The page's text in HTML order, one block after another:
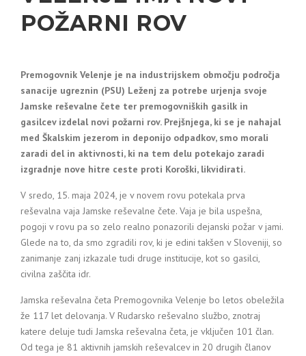
POŽARNI ROV
Premogovnik Velenje je na industrijskem območju področja
sanacije ugreznin (PSU) Leženj za potrebe urjenja svoje
Jamske reševalne čete ter premogovniških gasilk in
gasilcev izdelal novi požarni rov. Prejšnjega, ki se je nahajal
med Škalskim jezerom in deponijo odpadkov, smo morali
zaradi del in aktivnosti, ki na tem delu potekajo zaradi
izgradnje nove hitre ceste proti Koroški, likvidirati.
V sredo, 15. maja 2024, je v novem rovu potekala prva
reševalna vaja Jamske reševalne čete. Vaja je bila uspešna,
pogoji v rovu pa so zelo realno ponazorili dejanski požar v jami.
Glede na to, da smo zgradili rov, ki je edini takšen v Sloveniji, so
zanimanje zanj izkazale tudi druge institucije, kot so gasilci,
civilna zaščita idr.
Jamska reševalna četa Premogovnika Velenje bo letos obeležila
že 117 let delovanja. V Rudarsko reševalno službo, znotraj
katere deluje tudi Jamska reševalna četa, je vključen 101 član.
Od tega je 81 aktivnih jamskih reševalcev in 20 drugih članov